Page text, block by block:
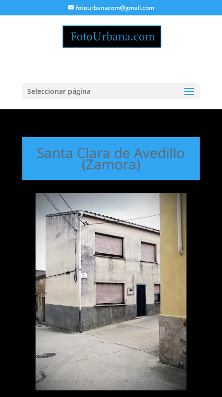
fotourbanacom@gmail.com
Seleccionar página
Santa Clara de Avedillo
(Zamora)